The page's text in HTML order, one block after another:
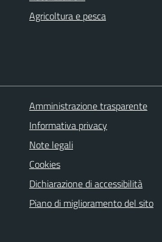
Agricoltura e pesca
Amministrazione trasparente
Informativa privacy
Note legali
Cookies
Dichiarazione di accessibilità
Piano di miglioramento del sito